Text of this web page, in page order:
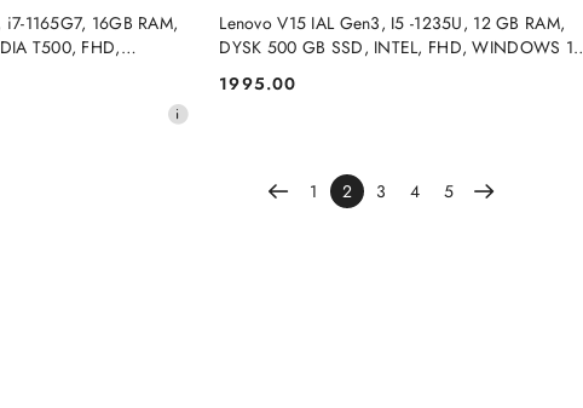
1165G7, 16GB RAM,
T500, FHD,
Lenovo V15 IAL Gen3, I5 -1235U, 12 GB RAM,
DYSK 500 GB SSD, INTEL, FHD, WINDOWS 11
Cena:
1995.00
DO KOSZYKA
1 2 3 4 5